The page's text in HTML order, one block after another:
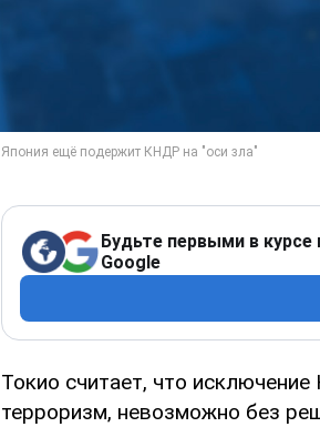
Будьте первыми в курсе
Google
Токио считает, что
терроризм, невозможно без